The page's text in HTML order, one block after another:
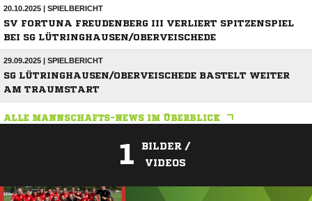
20.10.2025 | SPIELBERICHT
SV FORTUNA FREUDENBERG III VERLIERT SPITZENSPIEL
BEI SG LÜTRINGHAUSEN/OBERVEISCHEDE
29.09.2025 | SPIELBERICHT
SG LÜTRINGHAUSEN/OBERVEISCHEDE BASTELT WEITER
AM TRAUMSTART
ALLE MANNSCHAFTS-NEWS IM ÜBERBLICK
1
BILDER /
VIDEOS